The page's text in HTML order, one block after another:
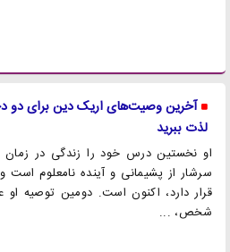
آخرین وصیت‌های اریک دین برای دو
لذت ببرید
او نخستین درس خود را زندگی در
سرشار از پشیمانی و آینده نامعلوم است
قرار دارد، اکنون است. دومین توصیه
شخص، ...